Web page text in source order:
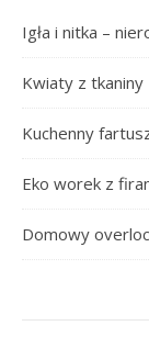
Igła i nitka –
Kwiaty z tkaniny
Kuchenny
Eko worek z
Domowy